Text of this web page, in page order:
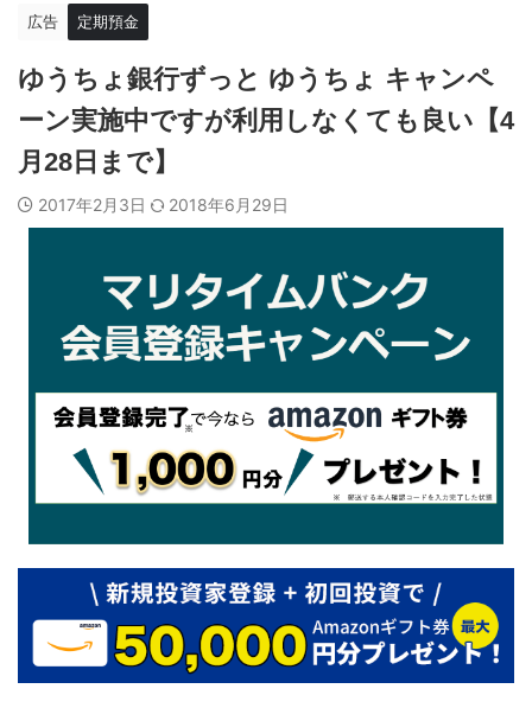
広告 定期預金
ゆうちょ銀行ずっと ゆうちょ キャンペ
ーン実施中ですが利用しなくても良い【4
月28日まで】
2017年2月3日 2018年6月29日